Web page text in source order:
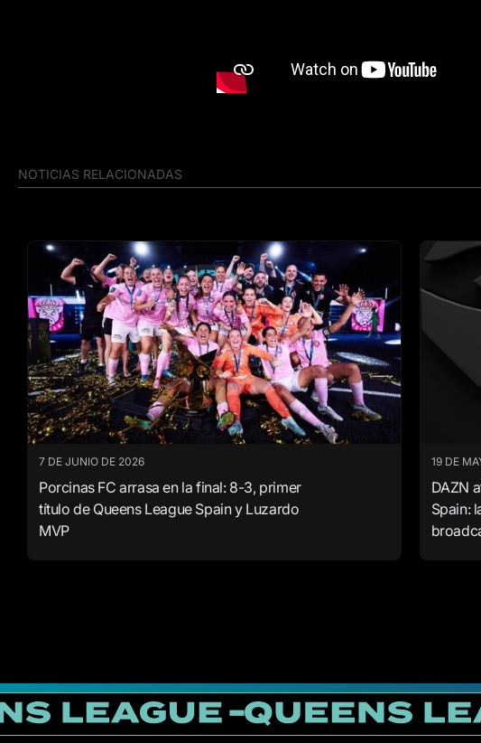
NOTICIAS RELACIONADAS
7 DE JUNIO DE 2026
Porcinas FC arrasa en la final: 8-3, primer
título de Queens League Spain y Luzardo
MVP
19 DE
DAZN
Spain: